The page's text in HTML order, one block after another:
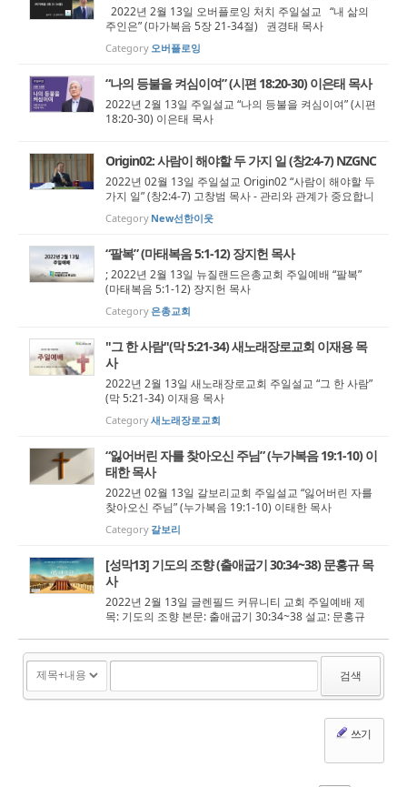
2022년 2월 13일 오버플로잉 처치 주일설교 “내 삶의
주인은” (마가복음 5장 21-34절) 권경태 목사
Category오버플로잉
“나의 등불을 켜심이여” (시편 18:20-30) 이은태 목사
2022년 2월 13일 주일설교 “나의 등불을 켜심이여” (시편
18:20-30) 이은태 목사
Origin02: 사람이 해야할 두 가지 일 (창2:4-7) NZGNC
2022년 02월 13일 주일설교 Origin02 “사람이 해야할 두
가지 일” (창2:4-7) 고창범 목사 - 관리와 관계가 중요합니
Category New선한이웃
“팔복” (마태복음 5:1-12) 장지헌 목사
; 2022년 2월 13일 뉴질랜드은총교회 주일예배 “팔복”
(마태복음 5:1-12) 장지헌 목사
Category은총교회
"그 한 사람"(막 5:21-34) 새노래장로교회 이재용 목
사
2022년 2월 13일 새노래장로교회 주일설교 “그 한 사람”
(막 5:21-34) 이재용 목사
Category새노래장로교회
“잃어버린 자를 찾아오신 주님” (누가복음 19:1-10) 이
태한 목사
2022년 02월 13일 갈보리교회 주일설교 “잃어버린 자를
찾아오신 주님” (누가복음 19:1-10) 이태한 목사
Category 갈보리
[성막13] 기도의 조향 (출애굽기 30:34~38) 문홍규 목
사
2022년 2월 13일 글렌필드 커뮤니티 교회 주일예배 제
목: 기도의 조향 본문: 출애굽기 30:34~38 설교: 문홍규
검색
쓰기